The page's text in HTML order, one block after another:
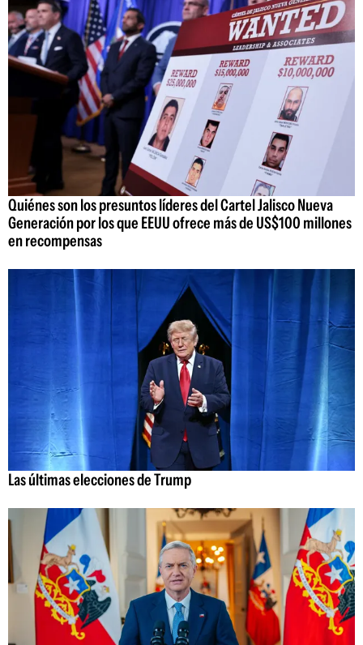
Quiénes son los presuntos líderes del Cartel Jalisco Nueva
Generación por los que EEUU ofrece más de US$100 millones
en recompensas
Las últimas elecciones de Trump